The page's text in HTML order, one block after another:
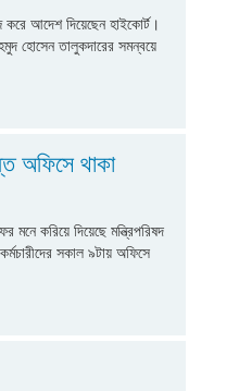
করে আদেশ দিয়েছেন হাইকোর্ট।
হোসেন তালুকদারের সমন্বয়ে
অফিসে থাকা
মনে করিয়ে দিয়েছে মন্ত্রিপরিষদ
সকাল ৯টায় অফিসে